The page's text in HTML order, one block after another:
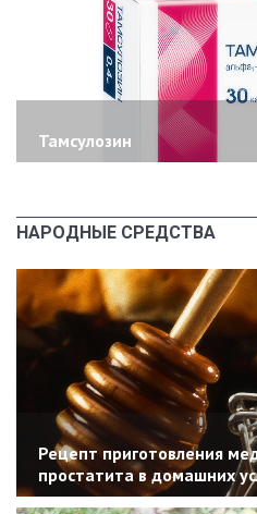
Тамсулозин
НАРОДНЫЕ СРЕДСТВА
Рецепт приготовления
простатита в домашних